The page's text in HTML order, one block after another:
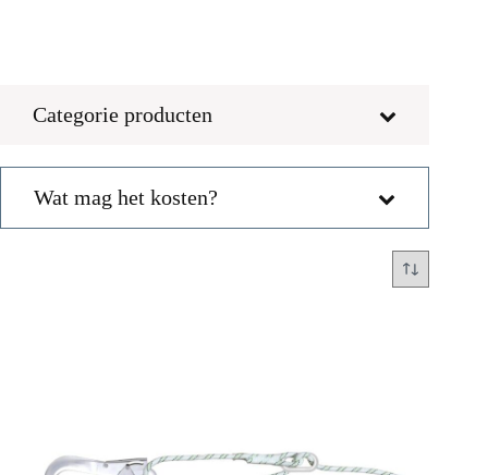
Categorie producten
Wat mag het kosten?